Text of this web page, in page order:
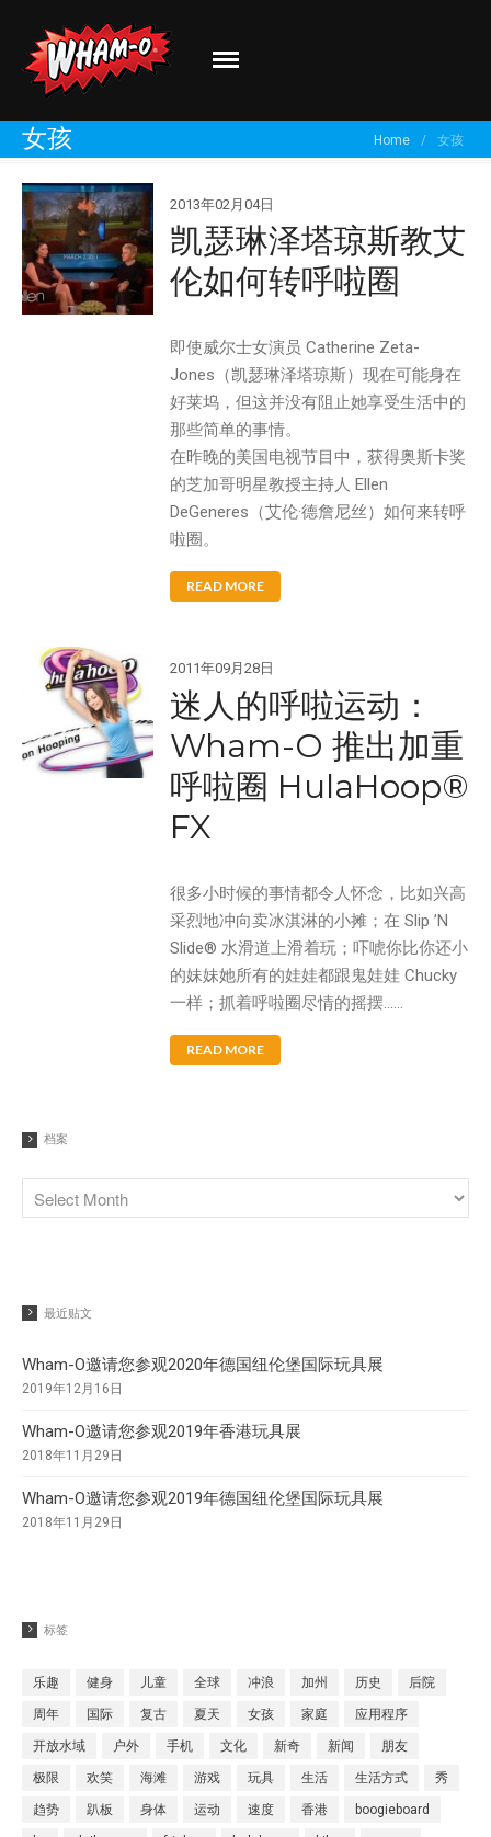
关于我们
分享你的体验！
Aqua Force
Boogieboard
Giggle 'N Splash
Hacky Sack
Hula Hoop
Ooze Blaster
Snowboogie
Splash
Splash 'N Score
Super Kites
Wham-O邀请您参观2019年香港
玩具展
认识Wham-O团队：David
Wham-O
Go out and play!
Home / 女孩
女孩
2013年02月04日
凯瑟琳泽塔琼斯教艾
伦如何转呼啦圈
即使威尔士女演员 Catherine Zeta-
Jones（凯瑟琳泽塔琼斯）现在可能身在
好莱坞，但这并没有阻止她享受生活中的
那些简单的事情。
在昨晚的美国电视节目中，获得奥斯卡奖
的芝加哥明星教授主持人 Ellen
DeGeneres（艾伦·德詹尼丝）如何来转呼
啦圈。
READ MORE
2011年09月28日
迷人的呼啦运动：
Wham-O 推出加重
呼啦圈 HulaHoop®
FX
很多小时候的事情都令人怀念，比如兴高
采烈地冲向卖冰淇淋的小摊；在 Slip ’N
Slide® 水滑道上滑着玩；吓唬你比你还小
的妹妹她所有的娃娃都跟鬼娃娃 Chucky
一样；抓着呼啦圈尽情的摇摆……
READ MORE
档案
最近贴文
Wham-O邀请您参观2020年德国纽伦堡国际玩具展
2019年12月16日
Wham-O邀请您参观2019年香港玩具展
2018年11月29日
Wham-O邀请您参观2019年德国纽伦堡国际玩具展
2018年11月29日
标签
乐趣 健身 儿童 全球 冲浪 加州 历史 后院
周年 国际 复古 夏天 女孩 家庭 应用程序
开放水域 户外 手机 文化 新奇 新闻 朋友
极限 欢笑 海滩 游戏 玩具 生活 生活方式 秀
趋势 趴板 身体 运动 速度 香港 boogieboard